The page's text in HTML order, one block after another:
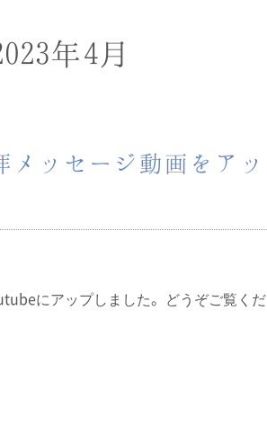
年4月
メッセージ動画をアッ
にアップしました。どうぞご覧くだ